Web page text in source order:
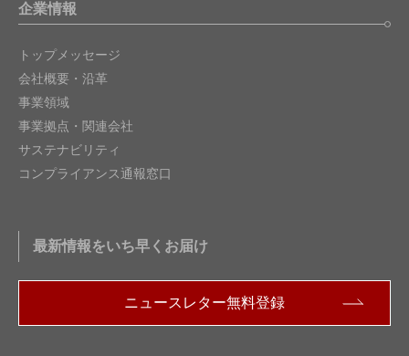
企業情報
トップメッセージ
会社概要・沿革
事業領域
事業拠点・関連会社
サステナビリティ
コンプライアンス通報窓口
最新情報をいち早くお届け
ニュースレター無料登録